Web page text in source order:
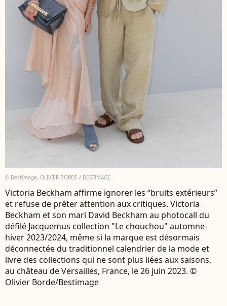
© BestImage, OLIVIER BORDE / BESTIMAGE
Victoria Beckham affirme ignorer les “bruits extérieurs”
et refuse de prêter attention aux critiques. Victoria
Beckham et son mari David Beckham au photocall du
défilé Jacquemus collection "Le chouchou" automne-
hiver 2023/2024, même si la marque est désormais
déconnectée du traditionnel calendrier de la mode et
livre des collections qui ne sont plus liées aux saisons,
au château de Versailles, France, le 26 juin 2023. ©
Olivier Borde/Bestimage